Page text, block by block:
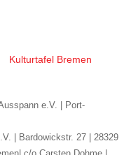
Kulturtafel Bremen
e.V. | Port-
| Bardowickstr. 27 | 28329